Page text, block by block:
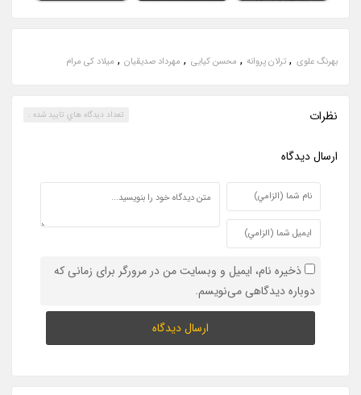
بهرنگ علوی , ترلان پروانه , محسن کیایی , مهرداد صدیقیان , میلاد کی مرام
نظرات تعداد ديدگاه هاي تاييد شده :
ارسال ديدگاه
ذخیره نام، ایمیل و وبسایت من در مرورگر برای زمانی که
دوباره دیدگاهی می‌نویسم.